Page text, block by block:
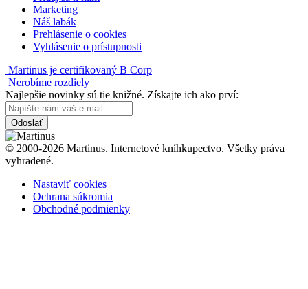
Marketing
Náš labák
Prehlásenie o cookies
Vyhlásenie o prístupnosti
Martinus je certifikovaný B Corp
Nerobíme rozdiely
Najlepšie novinky sú tie knižné. Získajte ich ako prví:
Odoslať
© 2000-2026 Martinus. Internetové kníhkupectvo. Všetky práva
vyhradené.
Nastaviť cookies
Ochrana súkromia
Obchodné podmienky